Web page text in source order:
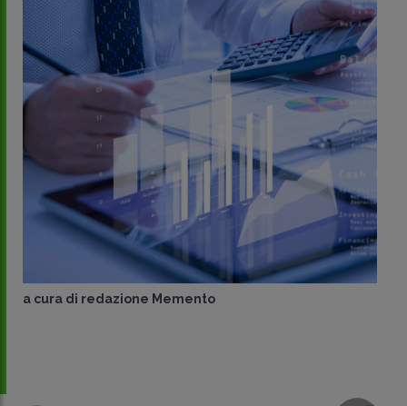
a cura di redazione Memento